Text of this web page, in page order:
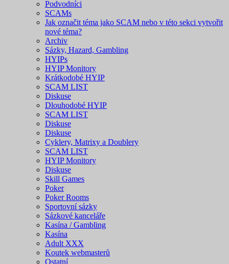
Podvodníci
SCAMs
Jak označit téma jako SCAM nebo v této sekci vytvořit
nové téma?
Archiv
Sázky, Hazard, Gambling
HYIPs
HYIP Monitory
Krátkodobé HYIP
SCAM LIST
Diskuse
Dlouhodobé HYIP
SCAM LIST
Diskuse
Diskuse
Cyklery, Matrixy a Doublery
SCAM LIST
HYIP Monitory
Diskuse
Skill Games
Poker
Poker Rooms
Sportovní sázky
Sázkové kanceláře
Kasína / Gambling
Kasína
Adult XXX
Koutek webmasterů
Ostatní